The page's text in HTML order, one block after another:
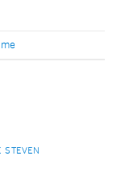
STEVEN